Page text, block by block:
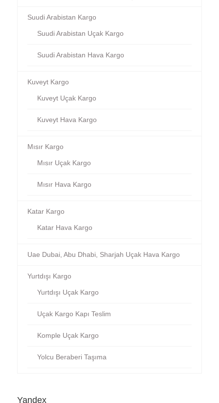
Suudi Arabistan Kargo
Suudi Arabistan Uçak Kargo
Suudi Arabistan Hava Kargo
Kuveyt Kargo
Kuveyt Uçak Kargo
Kuveyt Hava Kargo
Mısır Kargo
Mısır Uçak Kargo
Mısır Hava Kargo
Katar Kargo
Katar Hava Kargo
Uae Dubai, Abu Dhabi, Sharjah Uçak Hava Kargo
Yurtdışı Kargo
Yurtdışı Uçak Kargo
Uçak Kargo Kapı Teslim
Komple Uçak Kargo
Yolcu Beraberi Taşıma
Yandex